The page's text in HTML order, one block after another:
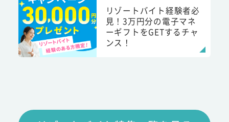
リゾートバイト経験者必
見！3万円分の電子マネ
ーギフトをGETするチャ
ンス！